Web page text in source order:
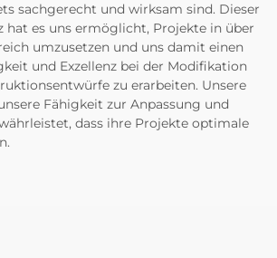
sachgerecht und wirksam sind. Dieser
hat es uns ermöglicht, Projekte in über
umzusetzen und uns damit einen
und Exzellenz bei der Modifikation
zu erarbeiten. Unsere
Fähigkeit zur Anpassung und
dass ihre Projekte optimale